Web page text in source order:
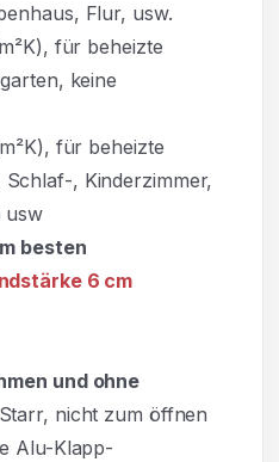
Flur, usw.
für beheizte
keine
für beheizte
, Kinderzimmer,
usw
besten
6 cm
und ohne
nicht zum öffnen
Alu-Klapp-